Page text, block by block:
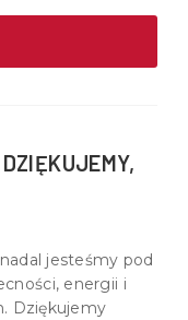
jesteśmy pod
energii i
Dziękujemy